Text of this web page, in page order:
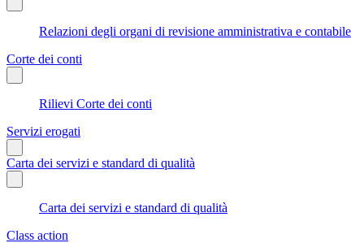
Relazioni degli organi di revisione amministrativa e contabile
Corte dei conti
Rilievi Corte dei conti
Servizi erogati
Carta dei servizi e standard di qualità
Carta dei servizi e standard di qualità
Class action